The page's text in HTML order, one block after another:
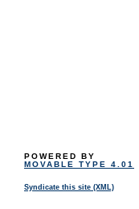
POWERED BY
MOVABLE TYPE 4.01
Syndicate this site (XML)